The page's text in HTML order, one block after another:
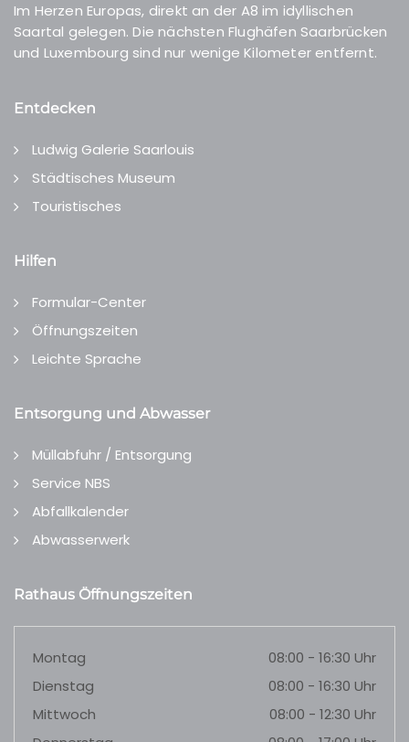
Im Herzen Europas, direkt an der A8 im idyllischen
Saartal gelegen. Die nächsten Flughäfen Saarbrücken
und Luxembourg sind nur wenige Kilometer entfernt.
Entdecken
Ludwig Galerie Saarlouis
Städtisches Museum
Touristisches
Hilfen
Formular-Center
Öffnungszeiten
Leichte Sprache
Entsorgung und Abwasser
Müllabfuhr / Entsorgung
Service NBS
Abfallkalender
Abwasserwerk
Rathaus Öffnungszeiten
Montag
08:00 - 16:30 Uhr
Dienstag
08:00 - 16:30 Uhr
Mittwoch
08:00 - 12:30 Uhr